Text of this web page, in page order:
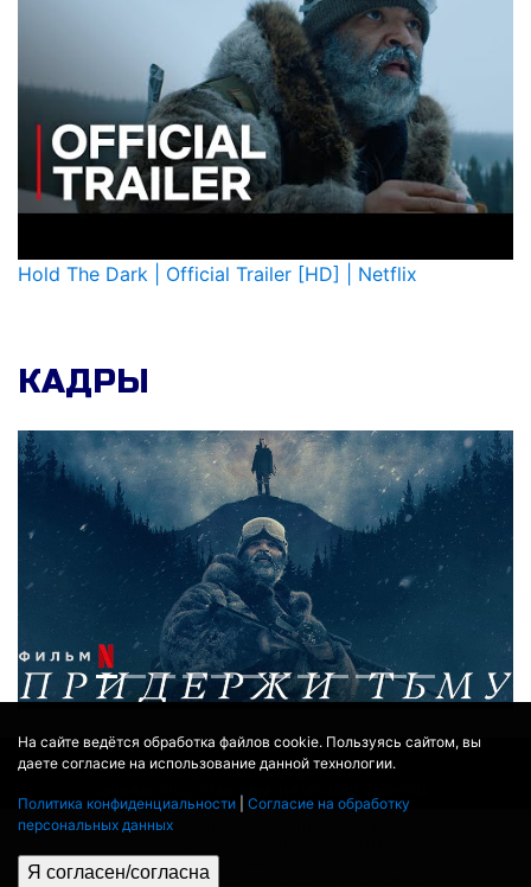
На сайте ведётся обработка файлов cookie. Пользуясь сайтом, вы
даете согласие на использование данной технологии.
Политика конфиденциальности
Согласие на обработку
персональных данных
Я согласен/согласна
Hold The Dark | Official Trailer [HD] | Netflix
КАДРЫ
© 2017 - 2026MOVIEBOT.RU
ДАННЫЕ ПРЕДОСТАВЛЕНЫ:
ПЕРЕВЕДЕНО СЕРВИСОМЯНДЕКС.ПЕРЕВОД
THEATER BY ICONDOTS FROM THE NOUN PROJECT
ПОЛИТИКА КОНФИДЕНЦИАЛЬНОСТИ
СОГЛАСИЕ НА ОБРАБОТКУ ПЕРСОНАЛЬНЫХ ДАННЫХ